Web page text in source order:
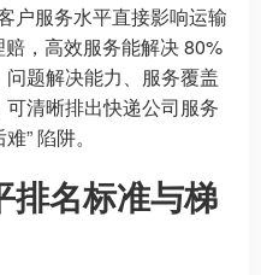
户服务水平直接影响运输
，高效服务能解决 80%
题解决能力、服务覆盖
清晰排出快递公司服务
” 陷阱。
排名标准与梯